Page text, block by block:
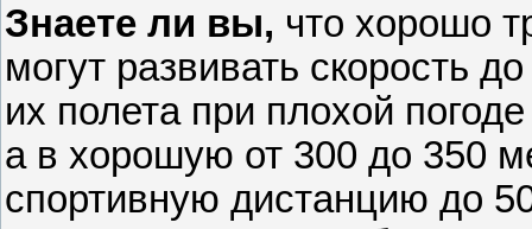
Знаете ли вы, что хорошо
могут развивать скорость
их полета при плохой
а в хорошую от 300 до 350
спортивную дистанцию до